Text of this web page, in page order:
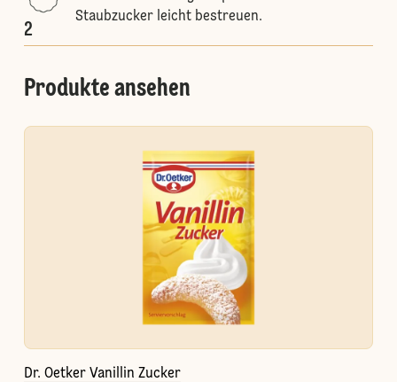
2
Staubzucker leicht bestreuen.
Produkte ansehen
Dr. Oetker Vanillin Zucker